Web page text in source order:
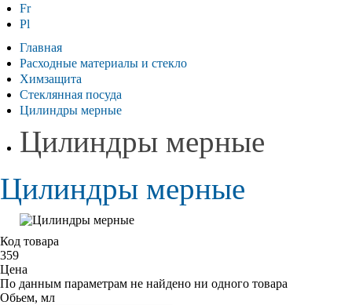
Fr
Pl
Главная
Расходные материалы и стекло
Химзащита
Стеклянная посуда
Цилиндры мерные
Цилиндры мерные
Цилиндры мерные
Код товара
359
Цена
По данным параметрам не найдено ни одного товара
Обьем, мл